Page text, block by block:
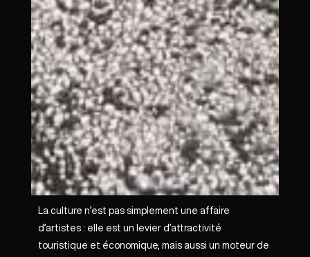
La culture n’est pas simplement une affaire
d’artistes : elle est un levier d’attractivité
touristique et économique, mais aussi un moteur de